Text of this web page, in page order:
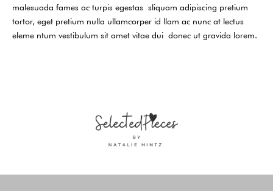
malesuada fames ac turpis egestas sliquam adipiscing pretium
tortor, eget pretium nulla ullamcorper id llam ac nunc at lectus
eleme ntum vestibulum sit amet vitae dui donec ut gravida lorem.